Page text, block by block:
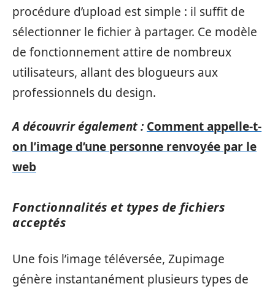
procédure d’upload est simple : il suffit de
sélectionner le fichier à partager. Ce modèle
de fonctionnement attire de nombreux
utilisateurs, allant des blogueurs aux
professionnels du design.
A découvrir également : Comment appelle-t-
on l’image d’une personne renvoyée par le
web
Fonctionnalités et types de fichiers
acceptés
Une fois l’image téléversée, Zupimage
génère instantanément plusieurs types de